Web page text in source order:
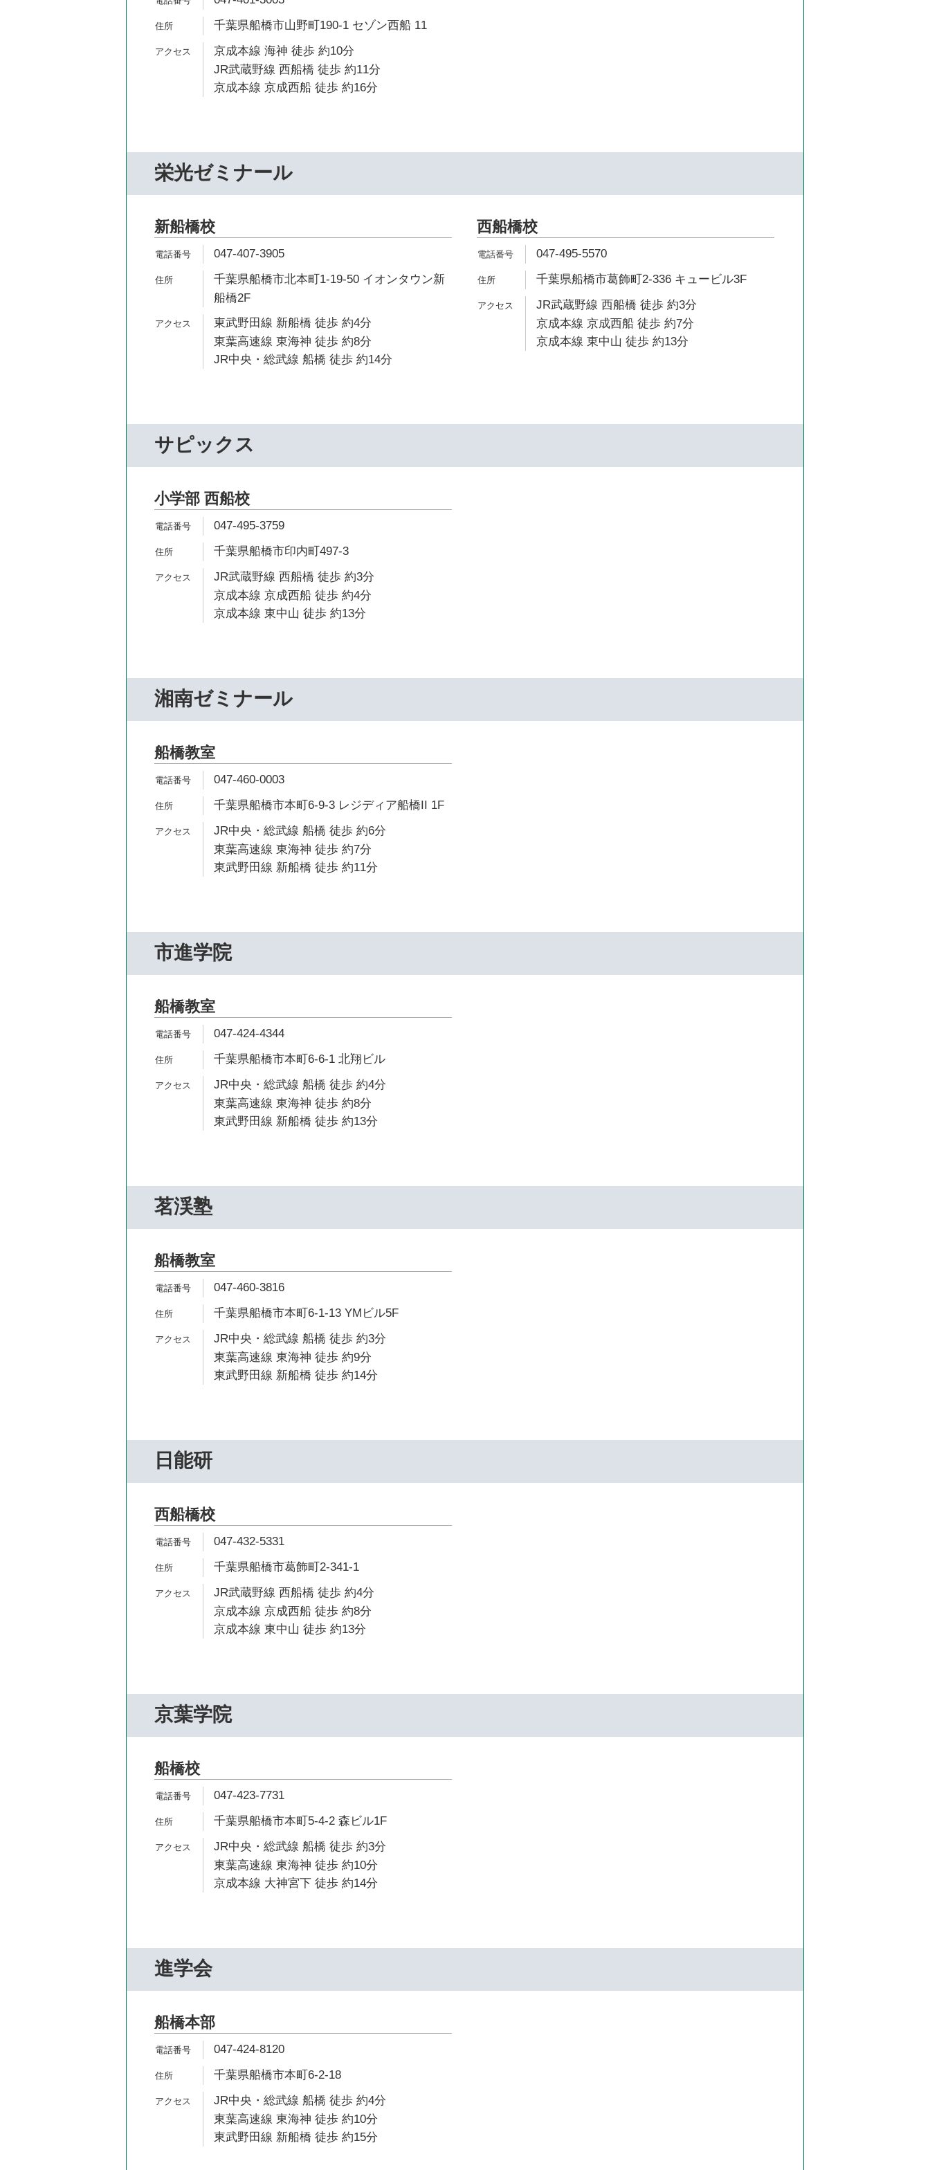
千葉県船橋市山野町190-1 セゾン西船 11
京成本線 海神 徒歩 約10分
JR武蔵野線 西船橋 徒歩 約11分
京成本線 京成西船 徒歩 約16分
栄光ゼミナール
新船橋校
047-407-3905
千葉県船橋市北本町1-19-50 イオンタウン新
船橋2F
東武野田線 新船橋 徒歩 約4分
東葉高速線 東海神 徒歩 約8分
JR中央・総武線 船橋 徒歩 約14分
西船橋校
047-495-5570
千葉県船橋市葛飾町2-336 キュービル3F
JR武蔵野線 西船橋 徒歩 約3分
京成本線 京成西船 徒歩 約7分
京成本線 東中山 徒歩 約13分
サピックス
小学部 西船校
047-495-3759
千葉県船橋市印内町497-3
JR武蔵野線 西船橋 徒歩 約3分
京成本線 京成西船 徒歩 約4分
京成本線 東中山 徒歩 約13分
湘南ゼミナール
船橋教室
047-460-0003
千葉県船橋市本町6-9-3 レジディア船橋II 1F
JR中央・総武線 船橋 徒歩 約6分
東葉高速線 東海神 徒歩 約7分
東武野田線 新船橋 徒歩 約11分
市進学院
船橋教室
047-424-4344
千葉県船橋市本町6-6-1 北翔ビル
JR中央・総武線 船橋 徒歩 約4分
東葉高速線 東海神 徒歩 約8分
東武野田線 新船橋 徒歩 約13分
茗渓塾
船橋教室
047-460-3816
千葉県船橋市本町6-1-13 YMビル5F
JR中央・総武線 船橋 徒歩 約3分
東葉高速線 東海神 徒歩 約9分
東武野田線 新船橋 徒歩 約14分
日能研
西船橋校
047-432-5331
千葉県船橋市葛飾町2-341-1
JR武蔵野線 西船橋 徒歩 約4分
京成本線 京成西船 徒歩 約8分
京成本線 東中山 徒歩 約13分
京葉学院
船橋校
047-423-7731
千葉県船橋市本町5-4-2 森ビル1F
JR中央・総武線 船橋 徒歩 約3分
東葉高速線 東海神 徒歩 約10分
京成本線 大神宮下 徒歩 約14分
進学会
船橋本部
047-424-8120
千葉県船橋市本町6-2-18
JR中央・総武線 船橋 徒歩 約4分
東葉高速線 東海神 徒歩 約10分
東武野田線 新船橋 徒歩 約15分